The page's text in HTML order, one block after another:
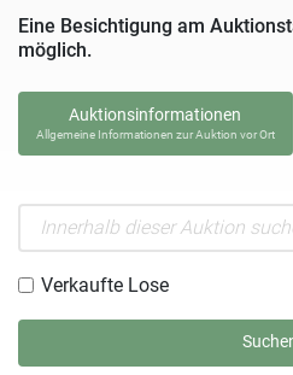
Eine Besichtigung am
möglich.
Auktionsinformationen
Allgemeine Informationen zur Auktion vor Ort
Verkaufte Lose